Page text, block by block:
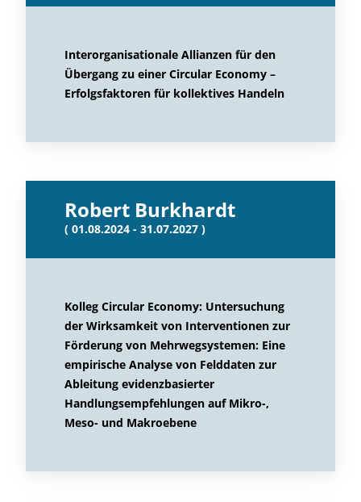
Interorganisationale Allianzen für den
Übergang zu einer Circular Economy –
Erfolgsfaktoren für kollektives Handeln
Robert Burkhardt
( 01.08.2024 - 31.07.2027 )
Kolleg Circular Economy: Untersuchung
der Wirksamkeit von Interventionen zur
Förderung von Mehrwegsystemen: Eine
empirische Analyse von Felddaten zur
Ableitung evidenzbasierter
Handlungsempfehlungen auf Mikro-,
Meso- und Makroebene